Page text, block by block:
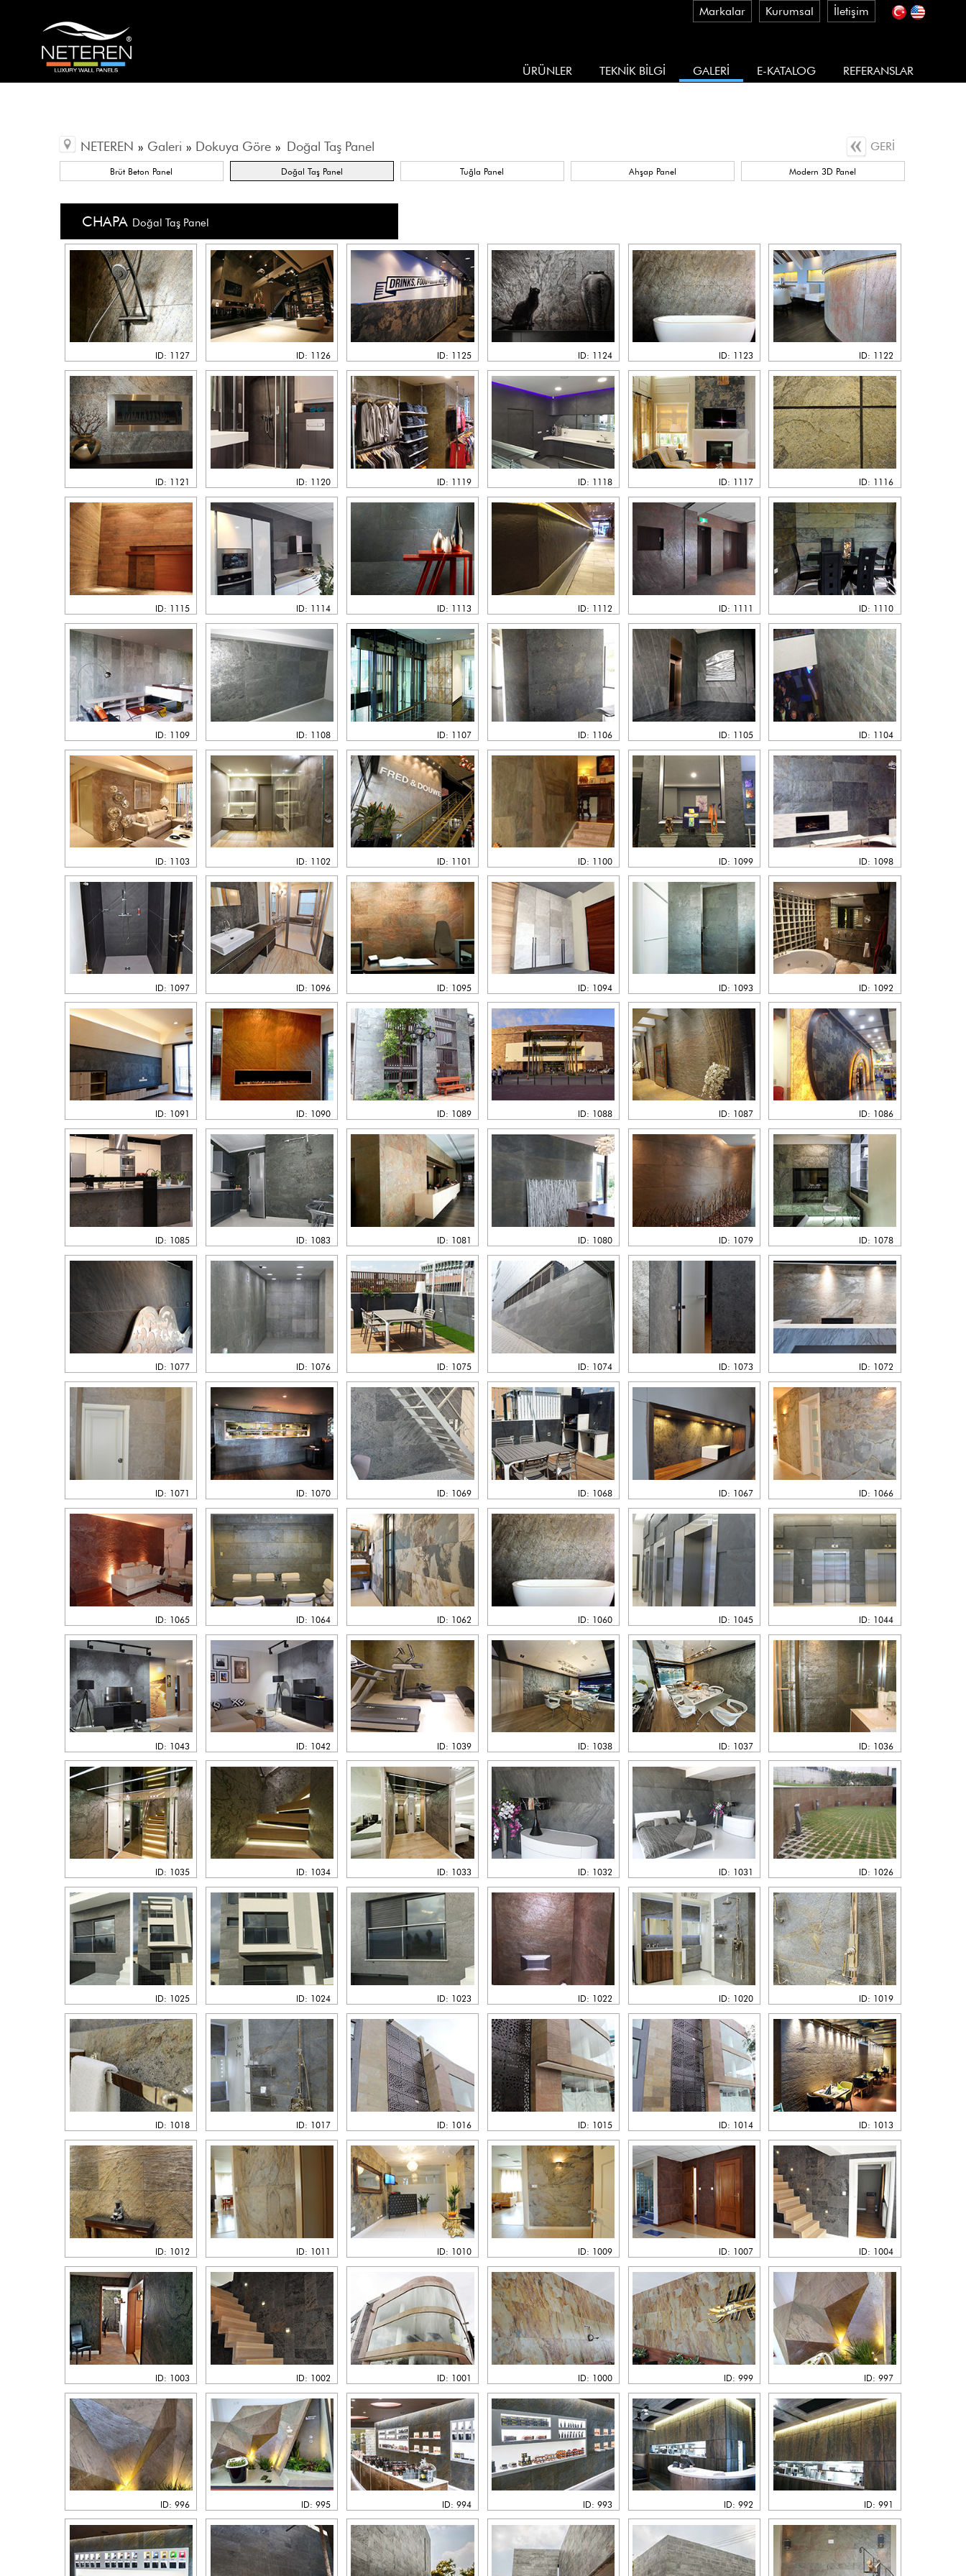
Markalar Kurumsal İletişim
ÜRÜNLER TEKNİK BİLGİ GALERİ E-KATALOG REFERANSLAR
NETEREN » Galeri » Dokuya Göre » Doğal Taş Panel GERİ
Brüt Beton Panel Doğal Taş Panel Tuğla Panel Ahşap Panel Modern 3D Panel
CHAPA Doğal Taş Panel
ID: 1127 ID: 1126 ID: 1125 ID: 1124 ID: 1123 ID: 1122
ID: 1121 ID: 1120 ID: 1119 ID: 1118 ID: 1117 ID: 1116
ID: 1115 ID: 1114 ID: 1113 ID: 1112 ID: 1111 ID: 1110
ID: 1109 ID: 1108 ID: 1107 ID: 1106 ID: 1105 ID: 1104
ID: 1103 ID: 1102 ID: 1101 ID: 1100 ID: 1099 ID: 1098
ID: 1097 ID: 1096 ID: 1095 ID: 1094 ID: 1093 ID: 1092
ID: 1091 ID: 1090 ID: 1089 ID: 1088 ID: 1087 ID: 1086
ID: 1085 ID: 1083 ID: 1081 ID: 1080 ID: 1079 ID: 1078
ID: 1077 ID: 1076 ID: 1075 ID: 1074 ID: 1073 ID: 1072
ID: 1071 ID: 1070 ID: 1069 ID: 1068 ID: 1067 ID: 1066
ID: 1065 ID: 1064 ID: 1062 ID: 1060 ID: 1045 ID: 1044
ID: 1043 ID: 1042 ID: 1039 ID: 1038 ID: 1037 ID: 1036
ID: 1035 ID: 1034 ID: 1033 ID: 1032 ID: 1031 ID: 1026
ID: 1025 ID: 1024 ID: 1023 ID: 1022 ID: 1020 ID: 1019
ID: 1018 ID: 1017 ID: 1016 ID: 1015 ID: 1014 ID: 1013
ID: 1012 ID: 1011 ID: 1010 ID: 1009 ID: 1007 ID: 1004
ID: 1003 ID: 1002 ID: 1001 ID: 1000 ID: 999 ID: 997
ID: 996 ID: 995 ID: 994 ID: 993 ID: 992 ID: 991